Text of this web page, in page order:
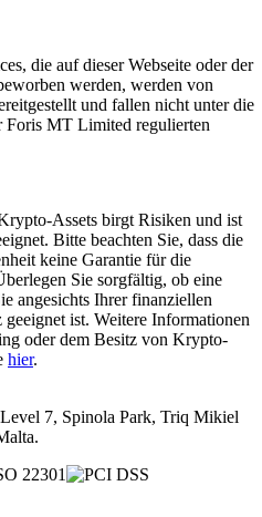
die auf dieser Webseite oder der
werden, werden von
und fallen nicht unter die
MT Limited regulierten
Assets birgt Risiken und ist
Bitte beachten Sie, dass die
keine Garantie für die
Sie sorgfältig, ob eine
angesichts Ihrer finanziellen
ist. Weitere Informationen
oder dem Besitz von Krypto-
hier.
7, Spinola Park, Triq Mikiel